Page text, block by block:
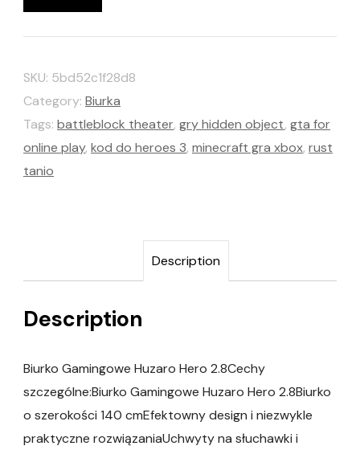
SKU: 5bd52c1f28d8
Category: Biurka
Tags: battleblock theater, gry hidden object, gta for
online play, kod do heroes 3, minecraft gra xbox, rust
tanio
Description
Description
Biurko Gamingowe Huzaro Hero 2.8Cechy
szczególne:Biurko Gamingowe Huzaro Hero 2.8Biurko
o szerokości 140 cmEfektowny design i niezwykle
praktyczne rozwiązaniaUchwyty na słuchawki i